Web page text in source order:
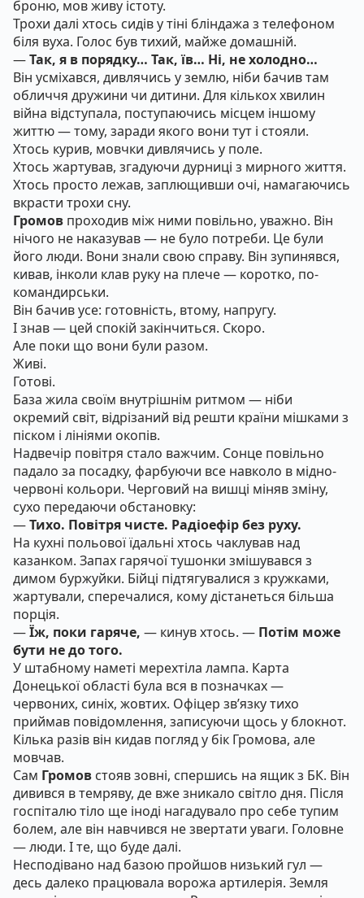
броню, мов живу істоту.
Трохи далі хтось сидів у тіні бліндажа з телефоном
біля вуха. Голос був тихий, майже домашній.
—Так, я в порядку… Так, їв… Ні, не холодно…
Він усміхався, дивлячись у землю, ніби бачив там
обличчя дружини чи дитини. Для кількох хвилин
війна відступала, поступаючись місцем іншому
життю — тому, заради якого вони тут і стояли.
Хтось курив, мовчки дивлячись у поле.
Хтось жартував, згадуючи дурниці з мирного життя.
Хтось просто лежав, заплющивши очі, намагаючись
вкрасти трохи сну.
Громов проходив між ними повільно, уважно. Він
нічого не наказував — не було потреби. Це були
його люди. Вони знали свою справу. Він зупинявся,
кивав, інколи клав руку на плече — коротко, по-
командирськи.
Він бачив усе: готовність, втому, напругу.
І знав — цей спокій закінчиться. Скоро.
Але поки що вони були разом.
Живі.
Готові.
База жила своїм внутрішнім ритмом — ніби
окремий світ, відрізаний від решти країни мішками з
піском і лініями окопів.
Надвечір повітря стало важчим. Сонце повільно
падало за посадку, фарбуючи все навколо в мідно-
червоні кольори. Черговий на вишці міняв зміну,
сухо передаючи обстановку:
—Тихо. Повітря чисте. Радіоефір без руху.
На кухні польової їдальні хтось чаклував над
казанком. Запах гарячої тушонки змішувався з
димом буржуйки. Бійці підтягувалися з кружками,
жартували, сперечалися, кому дістанеться більша
порція.
—Їж, поки гаряче, — кинув хтось. — Потім може
бути не до того.
У штабному наметі мерехтіла лампа. Карта
Донецької області була вся в позначках —
червоних, синіх, жовтих. Офіцер зв’язку тихо
приймав повідомлення, записуючи щось у блокнот.
Кілька разів він кидав погляд у бік Громова, але
мовчав.
Сам Громов стояв зовні, спершись на ящик з БК. Він
дивився в темряву, де вже зникало світло дня. Після
госпіталю тіло ще іноді нагадувало про себе тупим
болем, але він навчився не звертати уваги. Головне
— люди. І те, що буде далі.
Несподівано над базою пройшов низький гул —
десь далеко працювала ворожа артилерія. Земля